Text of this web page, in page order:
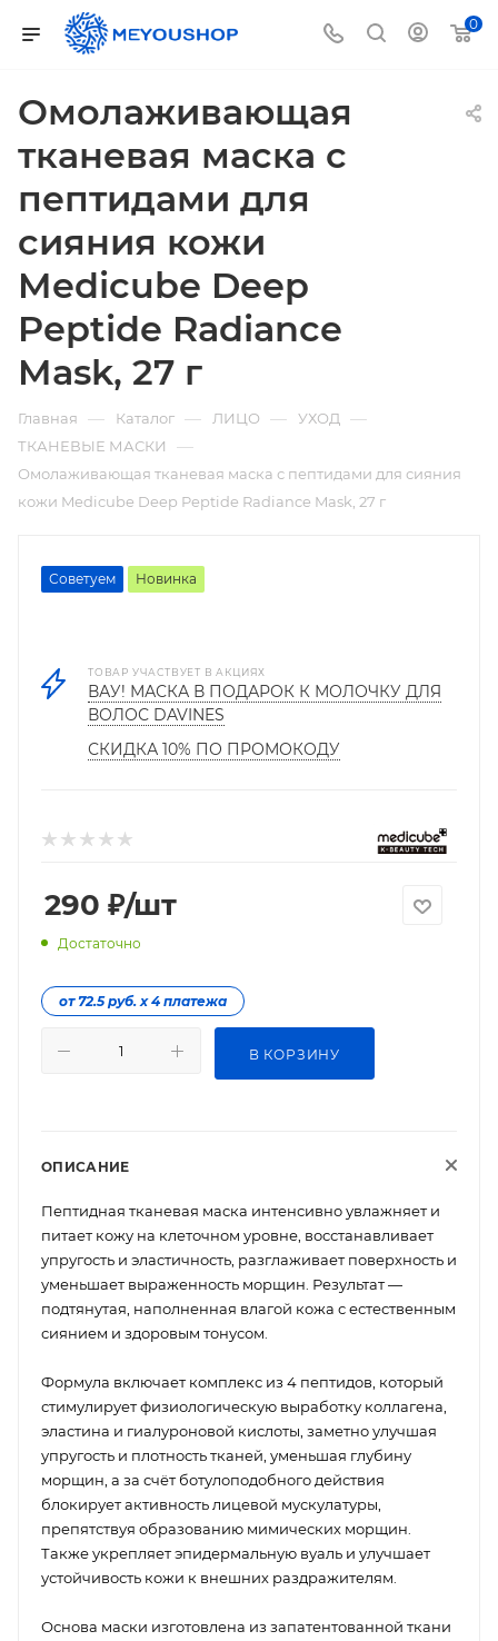
0
Омолаживающая
тканевая маска с
пептидами для
сияния кожи
Medicube Deep
Peptide Radiance
Mask, 27 г
Главная — Каталог — ЛИЦО — УХОД —
ТКАНЕВЫЕ МАСКИ —
Омолаживающая тканевая маска с пептидами для сияния
кожи Medicube Deep Peptide Radiance Mask, 27 г
Советуем Новинка
ТОВАР УЧАСТВУЕТ В АКЦИЯХ
ВАУ! МАСКА В ПОДАРОК К МОЛОЧКУ ДЛЯ
ВОЛОС DAVINES
СКИДКА 10% ПО ПРОМОКОДУ
290 ₽/шт
Достаточно
от 72.5 руб. х 4 платежа
В КОРЗИНУ
ОПИСАНИЕ
Пептидная тканевая маска интенсивно увлажняет и
питает кожу на клеточном уровне, восстанавливает
упругость и эластичность, разглаживает поверхность и
уменьшает выраженность морщин. Результат —
подтянутая, наполненная влагой кожа с естественным
сиянием и здоровым тонусом.
Формула включает комплекс из 4 пептидов, который
стимулирует физиологическую выработку коллагена,
эластина и гиалуроновой кислоты, заметно улучшая
упругость и плотность тканей, уменьшая глубину
морщин, а за счёт ботулоподобного действия
блокирует активность лицевой мускулатуры,
препятствуя образованию мимических морщин.
Также укрепляет эпидермальную вуаль и улучшает
устойчивость кожи к внешних раздражителям.
Основа маски изготовлена из запатентованной ткани